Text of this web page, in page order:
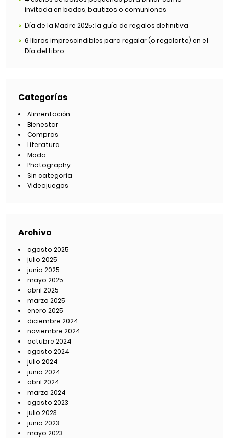
invitada en bodas, bautizos o comuniones
Día de la Madre 2025: la guía de regalos definitiva
6 libros imprescindibles para regalar (o regalarte) en el
Día del Libro
Categorías
Alimentación
Bienestar
Compras
Literatura
Moda
Photography
Sin categoría
Videojuegos
Archivo
agosto 2025
julio 2025
junio 2025
mayo 2025
abril 2025
marzo 2025
enero 2025
diciembre 2024
noviembre 2024
octubre 2024
agosto 2024
julio 2024
junio 2024
abril 2024
marzo 2024
agosto 2023
julio 2023
junio 2023
mayo 2023